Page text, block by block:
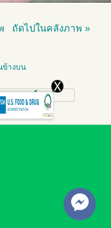
ถัดไปในคลังภาพ »
ข้างบน
เดสก์ทอป